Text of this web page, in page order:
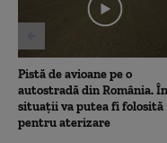
Pistă de avioane pe o
autostradă din România.
situații va putea fi folosită
pentru aterizare